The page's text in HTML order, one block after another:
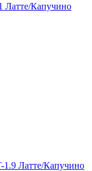
Латте/Капучино